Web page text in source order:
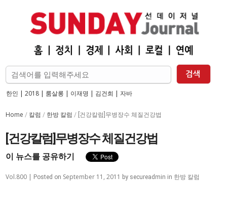
한인 | 2018| 룸살롱 | 이재명 | 김건희 | 자바
Home / 칼럼 / 한방 칼럼 / [건강칼럼]무병장수 체질건강법
[건강칼럼]무병장수 체질건강법
이 뉴스를 공유하기
Vol.800 | Posted on September 11, 2011 by secureadmin in 한방 칼럼